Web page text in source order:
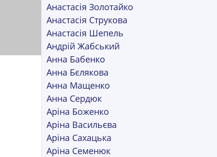
Анастасія Золотайко
Анастасія Струкова
Анастасія Шепель
Андрій Жабський
Анна Бабенко
Анна Бєлякова
Анна Мащенко
Анна Сердюк
Аріна Боженко
Аріна Васильєва
Аріна Сахацька
Аріна Семенюк